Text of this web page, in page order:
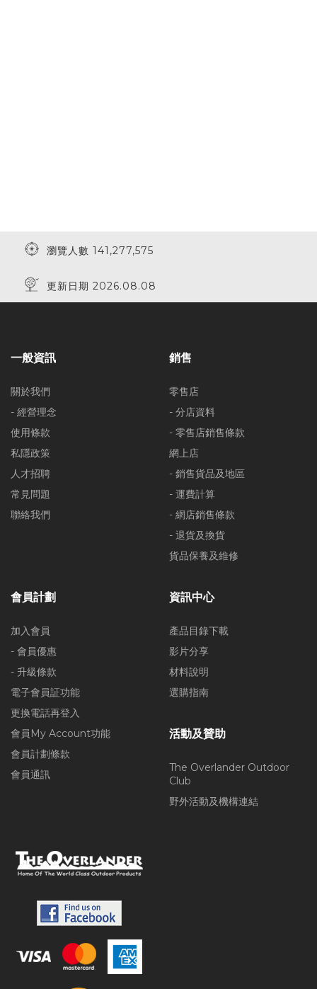
瀏覽人數 141,277,575
更新日期 2026.08.08
一般資訊
關於我們
- 經營理念
使用條款
私隱政策
人才招聘
常見問題
聯絡我們
銷售
零售店
- 分店資料
- 零售店銷售條款
網上店
- 銷售貨品及地區
- 運費計算
- 網店銷售條款
- 退貨及換貨
貨品保養及維修
會員計劃
加入會員
- 會員優惠
- 升級條款
電子會員証功能
更換電話再登入
會員My Account功能
會員計劃條款
會員通訊
資訊中心
產品目錄下載
影片分享
材料說明
選購指南
活動及贊助
The Overlander Outdoor
Club
野外活動及機構連結